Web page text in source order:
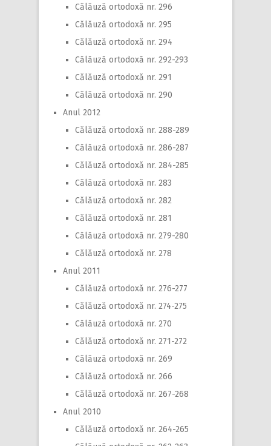
Călăuză ortodoxă nr. 296
Călăuză ortodoxă nr. 295
Călăuză ortodoxă nr. 294
Călăuză ortodoxă nr. 292-293
Călăuză ortodoxă nr. 291
Călăuză ortodoxă nr. 290
Anul 2012
Călăuză ortodoxă nr. 288-289
Călăuză ortodoxă nr. 286-287
Călăuză ortodoxă nr. 284-285
Călăuză ortodoxă nr. 283
Călăuză ortodoxă nr. 282
Călăuză ortodoxă nr. 281
Călăuză ortodoxă nr. 279-280
Călăuză ortodoxă nr. 278
Anul 2011
Călăuză ortodoxă nr. 276-277
Călăuză ortodoxă nr. 274-275
Călăuză ortodoxă nr. 270
Călăuză ortodoxă nr. 271-272
Călăuză ortodoxă nr. 269
Călăuză ortodoxă nr. 266
Călăuză ortodoxă nr. 267-268
Anul 2010
Călăuză ortodoxă nr. 264-265